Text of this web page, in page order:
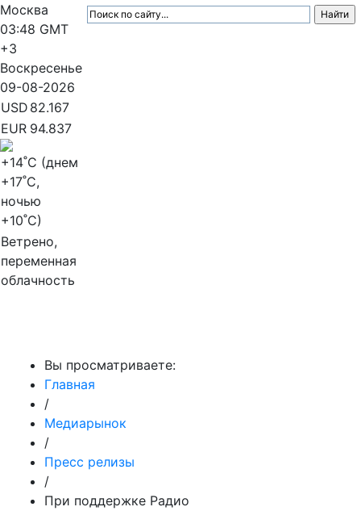
Москва
03:48 GMT
+3
Воскресенье
09-08-2026
USD 82.167
EUR 94.837
+14˚C (днем
+17˚C,
ночью
+10˚C)
Ветрено,
переменная
облачность
Вы просматриваете:
Главная
/
Медиарынок
/
Пресс релизы
/
При поддержке Радио